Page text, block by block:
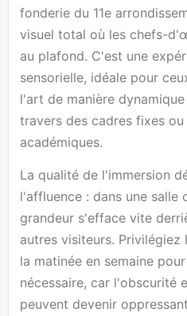
fonderie du 11e
visuel total où les chefs-
au plafond. C'est une
sensorielle, idéale pour
l'art de manière
travers des cadres fixes
académiques.
La qualité de l'immersion
l'affluence : dans une salle
grandeur s'efface vite
autres visiteurs. Privilégiez
la matinée en semaine
nécessaire, car l'obscurité
peuvent devenir